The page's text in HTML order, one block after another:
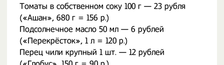
Томаты в собственном соку 100 г — 23 рубля
(«Ашан», 680 г = 156 р.)
Подсолнечное масло 50 мл — 6 рублей
(«Перекрёсток», 1 л = 120 р.)
Перец чили крупный 1 шт. — 12 рублей